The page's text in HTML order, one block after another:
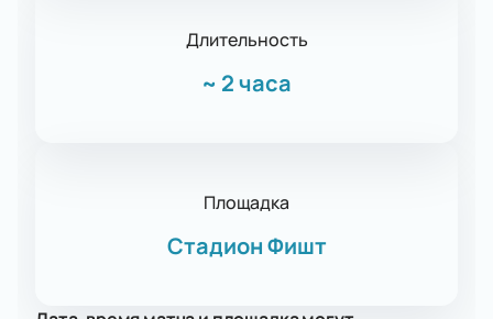
Длительность
~ 2 часа
Площадка
Стадион Фишт